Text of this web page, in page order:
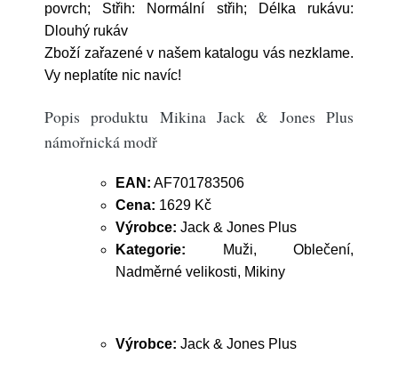
povrch; Střih: Normální střih; Délka rukávu:
Dlouhý rukáv
Zboží zařazené v našem katalogu vás nezklame.
Vy neplatíte nic navíc!
Popis produktu Mikina Jack & Jones Plus
námořnická modř
EAN: AF701783506
Cena: 1629 Kč
Výrobce: Jack & Jones Plus
Kategorie: Muži, Oblečení,
Nadměrné velikosti, Mikiny
Výrobce: Jack & Jones Plus